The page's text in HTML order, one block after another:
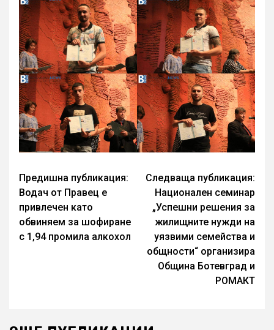
Continue
Reading
Предишна публикация:
Водач от Правец е
привлечен като
обвиняем за шофиране
с 1,94 промила алкохол
Следваща публикация:
Национален семинар
„Успешни решения за
жилищните нужди на
уязвими семейства и
общности“ организира
Община Ботевград и
РОМАКТ